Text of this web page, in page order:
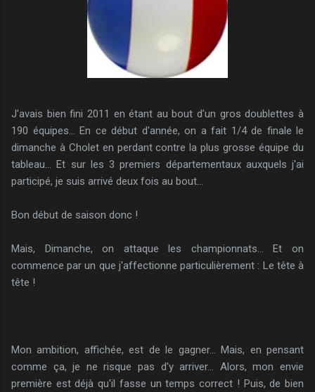
J'avais bien fini 2011 en étant au bout d'un gros doublettes à
190 équipes... En ce début d'année, on a fait 1/4 de finale le
dimanche à Cholet en perdant contre la plus grosse équipe du
tableau... Et sur les 3 premiers départementaux auxquels j'ai
participé, je suis arrivé deux fois au bout...
Bon début de saison donc !
Mais, Dimanche, on attaque les championnats... Et on
commence par un que j'affectionne particulièrement : Le tête à
tête !
Mon ambition, affichée, est de le gagner... Mais, en pensant
comme ça, je ne risque pas d'y arriver... Alors, mon envie
première est déjà qu'il fasse un temps correct ! Puis, de bien